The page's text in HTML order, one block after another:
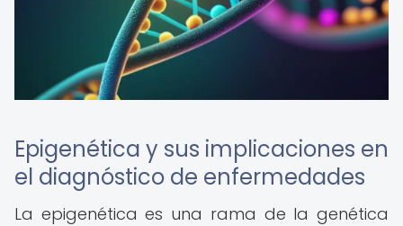
Epigenética y sus implicaciones en
el diagnóstico de enfermedades
La epigenética es una rama de la genética